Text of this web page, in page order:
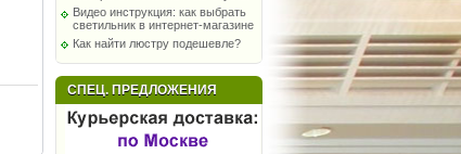
Видео инструкция: как выбрать
светильник в интернет-магазине
Как найти люстру подешевле?
СПЕЦ. ПРЕДЛОЖЕНИЯ